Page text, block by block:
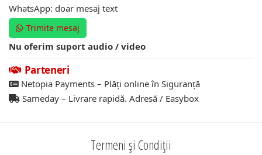
WhatsApp: doar mesaj text
Trimite mesaj
Nu oferim suport audio / video
Parteneri
Netopia Payments – Plăți online în Siguranță
Sameday – Livrare rapidă. Adresă / Easybox
Termeni și Condiții